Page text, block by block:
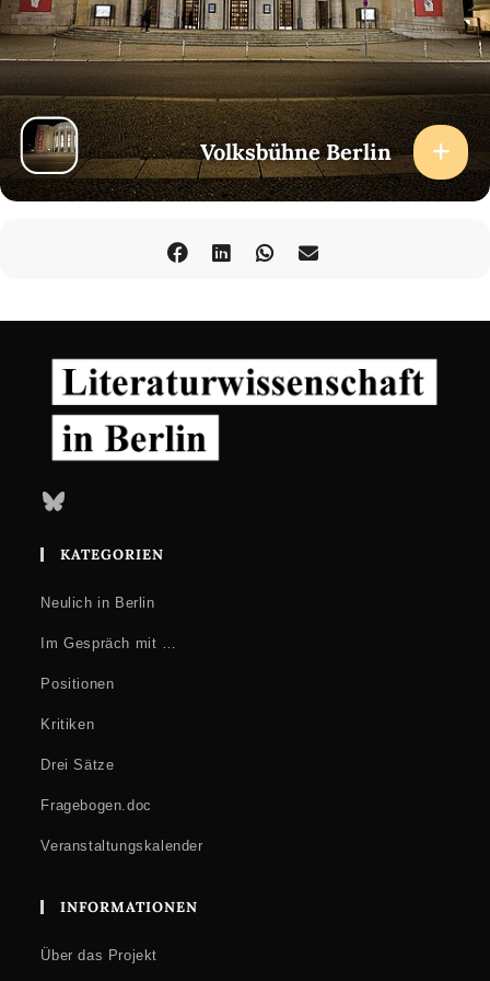
Volksbühne Berlin
Bluesky
KATEGORIEN
Neulich in Berlin
Im Gespräch mit …
Positionen
Kritiken
Drei Sätze
Fragebogen.doc
Veranstaltungskalender
INFORMATIONEN
Über das Projekt